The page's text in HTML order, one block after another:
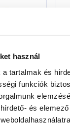
használ
a tartalmak és
funkciók
és
betét,
-